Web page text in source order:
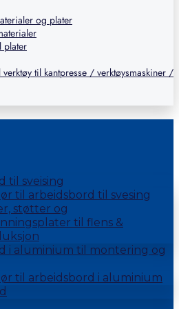
og plater
plater
verktøy til kantpresse / verktøysmaskiner /
til sveising
til arbeidsbord til svesing
støtter og
til flens &
i aluminium til montering og
til arbeidsbord i aluminium